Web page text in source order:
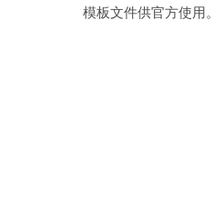
模板文件供官方使用。